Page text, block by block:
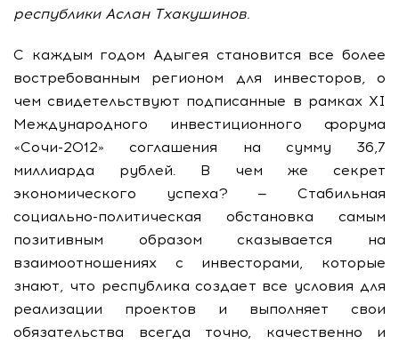
республики Аслан Тхакушинов.
С каждым годом Адыгея становится все более
востребованным регионом для инвесторов, о
чем свидетельствуют подписанные в рамках XI
Международного инвестиционного форума
«Сочи-2012» соглашения на сумму 36,7
миллиарда рублей. В чем же секрет
экономического успеха? — Стабильная
социально-политическая обстановка самым
позитивным образом сказывается на
взаимоотношениях с инвесторами, которые
знают, что республика создает все условия для
реализации проектов и выполняет свои
обязательства всегда точно, качественно и